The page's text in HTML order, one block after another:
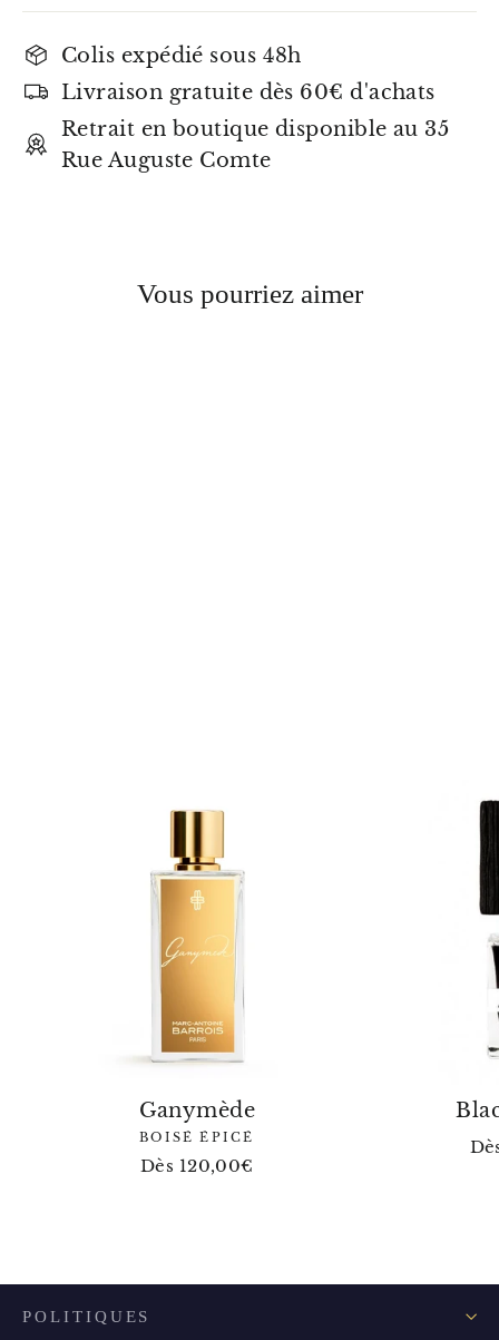
Colis expédié sous 48h
Livraison gratuite dès 60€ d'achats
Retrait en boutique disponible au 35
Rue Auguste Comte
Vous pourriez aimer
Ganymède
BOISÉ ÉPICÉ
Dès 120,00€
POLITIQUES